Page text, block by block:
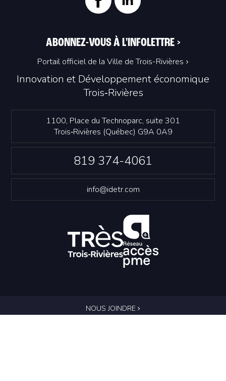
Innovation et Développement économique
Trois‑Rivières
1100, Place du Technoparc, suite 301
Trois‑Rivières (Québec) G9A 0A9
819 374-4061
info@idetr.com
ABONNEZ-VOUS À L'INFOLETTRE >
Portail officiel de la Ville de Trois-Rivières
NOUS JOINDRE